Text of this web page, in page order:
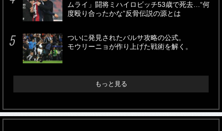
ムライ」闘将ミハイロビッチ53歳で死去…“何
度殴り合ったかな”反骨伝説の源とは
ついに発見されたバルサ攻略の公式。
モウリーニョが作り上げた戦術を解く。
もっと見る